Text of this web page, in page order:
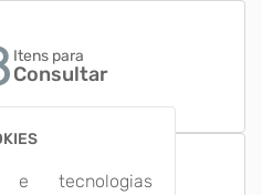
e tecnologias
Itens para
Consultar
de